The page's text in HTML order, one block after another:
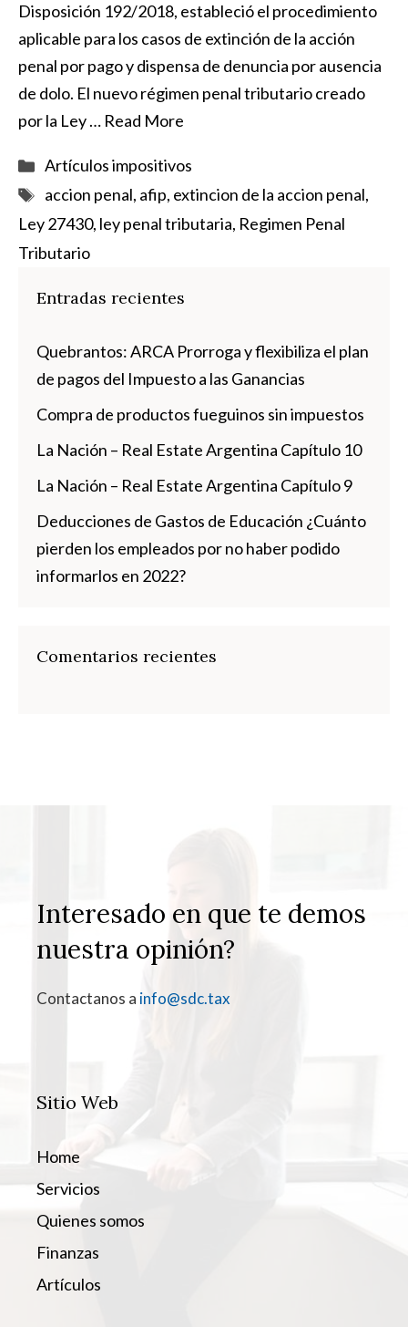
Disposición 192/2018, estableció el procedimiento
aplicable para los casos de extinción de la acción
penal por pago y dispensa de denuncia por ausencia
de dolo. El nuevo régimen penal tributario creado
por la Ley … Read More
Categorías
Artículos impositivos
Etiquetas
accion penal, afip, extincion de la accion penal,
Ley 27430, ley penal tributaria, Regimen Penal
Tributario
Entradas recientes
Quebrantos: ARCA Prorroga y flexibiliza el plan
de pagos del Impuesto a las Ganancias
Compra de productos fueguinos sin impuestos
La Nación – Real Estate Argentina Capítulo 10
La Nación – Real Estate Argentina Capítulo 9
Deducciones de Gastos de Educación ¿Cuánto
pierden los empleados por no haber podido
informarlos en 2022?
Comentarios recientes
Interesado en que te demos
nuestra opinión?
Contactanos a info@sdc.tax
Sitio Web
Home
Servicios
Quienes somos
Finanzas
Artículos